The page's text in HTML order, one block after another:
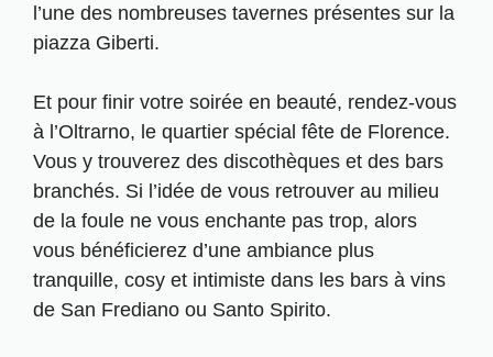
l’une des nombreuses tavernes présentes sur la
piazza Giberti.
Et pour finir votre soirée en beauté, rendez-vous
à l’Oltrarno, le quartier spécial fête de Florence.
Vous y trouverez des discothèques et des bars
branchés. Si l’idée de vous retrouver au milieu
de la foule ne vous enchante pas trop, alors
vous bénéficierez d’une ambiance plus
tranquille, cosy et intimiste dans les bars à vins
de San Frediano ou Santo Spirito.